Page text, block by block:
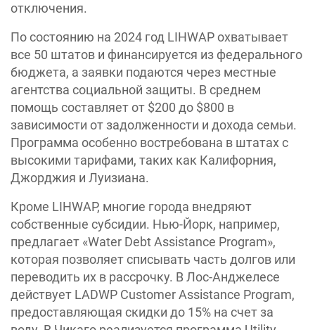
отключения.
По состоянию на 2024 год LIHWAP охватывает
все 50 штатов и финансируется из федерального
бюджета, а заявки подаются через местные
агентства социальной защиты. В среднем
помощь составляет от $200 до $800 в
зависимости от задолженности и дохода семьи.
Программа особенно востребована в штатах с
высокими тарифами, таких как Калифорния,
Джорджия и Луизиана.
Кроме LIHWAP, многие города внедряют
собственные субсидии. Нью-Йорк, например,
предлагает «Water Debt Assistance Program»,
которая позволяет списывать часть долгов или
переводить их в рассрочку. В Лос-Анджелесе
действует LADWP Customer Assistance Program,
предоставляющая скидки до 15% на счет за